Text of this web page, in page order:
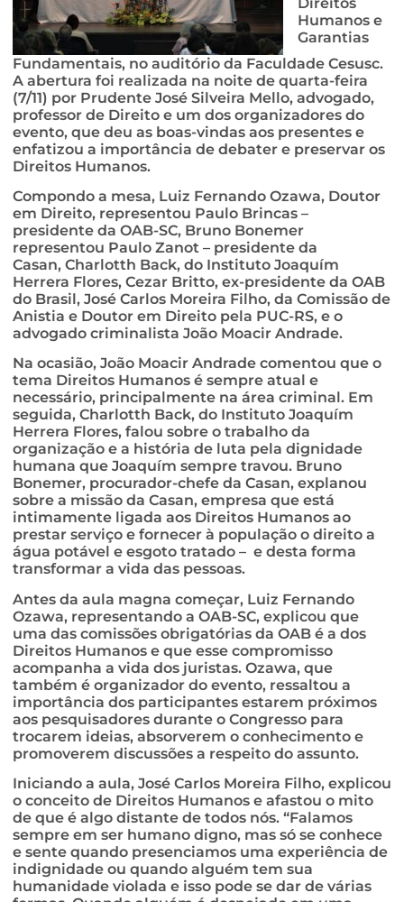
Humanos e
Garantias
Fundamentais, no auditório da Faculdade Cesusc.
A abertura foi realizada na noite de quarta-feira
(7/11) por Prudente José Silveira Mello, advogado,
professor de Direito e um dos organizadores do
evento, que deu as boas-vindas aos presentes e
enfatizou a importância de debater e preservar os
Direitos Humanos.
Compondo a mesa, Luiz Fernando Ozawa, Doutor
em Direito, representou Paulo Brincas –
presidente da OAB-SC, Bruno Bonemer
representou Paulo Zanot – presidente da
Casan, Charlotth Back, do Instituto Joaquím
Herrera Flores, Cezar Britto, ex-presidente da OAB
do Brasil, José Carlos Moreira Filho, da Comissão de
Anistia e Doutor em Direito pela PUC-RS, e o
advogado criminalista João Moacir Andrade.
Na ocasião, João Moacir Andrade comentou que o
tema Direitos Humanos é sempre atual e
necessário, principalmente na área criminal. Em
seguida, Charlotth Back, do Instituto Joaquím
Herrera Flores, falou sobre o trabalho da
organização e a história de luta pela dignidade
humana que Joaquím sempre travou. Bruno
Bonemer, procurador-chefe da Casan, explanou
sobre a missão da Casan, empresa que está
intimamente ligada aos Direitos Humanos ao
prestar serviço e fornecer à população o direito a
água potável e esgoto tratado – e desta forma
transformar a vida das pessoas.
Antes da aula magna começar, Luiz Fernando
Ozawa, representando a OAB-SC, explicou que
uma das comissões obrigatórias da OAB é a dos
Direitos Humanos e que esse compromisso
acompanha a vida dos juristas. Ozawa, que
também é organizador do evento, ressaltou a
importância dos participantes estarem próximos
aos pesquisadores durante o Congresso para
trocarem ideias, absorverem o conhecimento e
promoverem discussões a respeito do assunto.
Iniciando a aula, José Carlos Moreira Filho, explicou
o conceito de Direitos Humanos e afastou o mito
de que é algo distante de todos nós. “Falamos
sempre em ser humano digno, mas só se conhece
e sente quando presenciamos uma experiência de
indignidade ou quando alguém tem sua
humanidade violada e isso pode se dar de várias